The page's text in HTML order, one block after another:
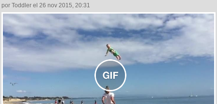
por Toddler el 26 nov 2015, 20:31